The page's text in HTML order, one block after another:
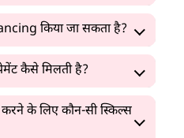
किया जा सकता है?
कैसे मिलती है?
के लिए कौन-सी स्किल्स